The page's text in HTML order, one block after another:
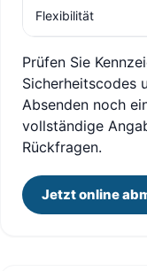
Flexibilität
Prüfen Sie
Sicherheitscodes
Absenden noch
vollständige
Rückfragen.
Jetzt online